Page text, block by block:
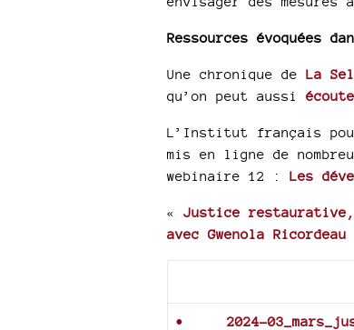
Ressources évoquées
Une chronique de La
qu’on peut aussi
L’Institut français
mis en ligne de
webinaire 12 : Les
« Justice
avec Gwenola Ricordeau
2024-